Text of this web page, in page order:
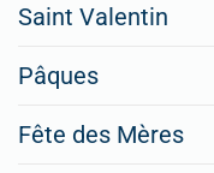
Saint Valentin
Pâques
Fête des Mères